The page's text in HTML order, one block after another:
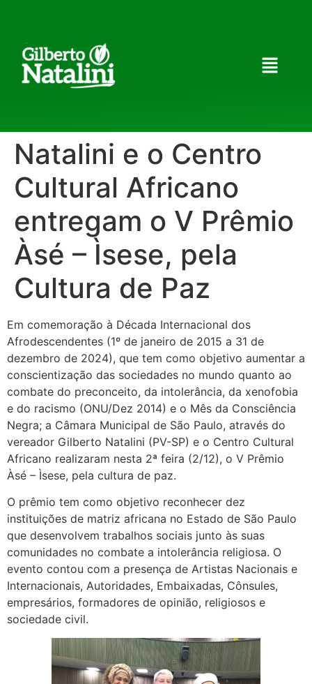
Natalini e o Centro
Cultural Africano
entregam o V Prêmio
Àsé – Ìsese, pela
Cultura de Paz
Em comemoração à Década Internacional dos
Afrodescendentes (1º de janeiro de 2015 a 31 de
dezembro de 2024), que tem como objetivo aumentar a
conscientização das sociedades no mundo quanto ao
combate do preconceito, da intolerância, da xenofobia
e do racismo (ONU/Dez 2014) e o Mês da Consciência
Negra; a Câmara Municipal de São Paulo, através do
vereador Gilberto Natalini (PV-SP) e o Centro Cultural
Africano realizaram nesta 2ª feira (2/12), o V Prêmio
Àsé – Ìsese, pela cultura de paz.
O prêmio tem como objetivo reconhecer dez
instituições de matriz africana no Estado de São Paulo
que desenvolvem trabalhos sociais junto às suas
comunidades no combate a intolerância religiosa. O
evento contou com a presença de Artistas Nacionais e
Internacionais, Autoridades, Embaixadas, Cônsules,
empresários, formadores de opinião, religiosos e
sociedade civil.